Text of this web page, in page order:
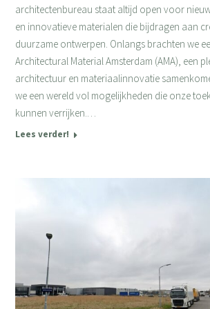
architectenbureau staat altijd open voor
en innovatieve materialen die bijdragen aan
duurzame ontwerpen. Onlangs brachten we
Architectural Material Amsterdam (AMA), een
architectuur en materiaalinnovatie
we een wereld vol mogelijkheden die onze
kunnen verrijken.…
Lees verder!